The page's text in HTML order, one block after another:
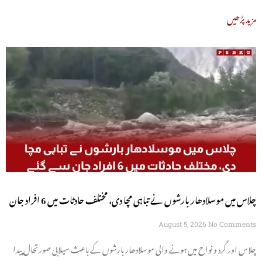
مزید پڑھیں
چلاس میں موسلادھار بارشوں نے تباہی مچا دی، مختلف حادثات میں 6 افراد جان
سے گئے
August 5, 2026 No Comments
چلاس اور گرد و نواح میں ہونے والی موسلادھار بارشوں کے باعث سیلابی صورتحال پیدا